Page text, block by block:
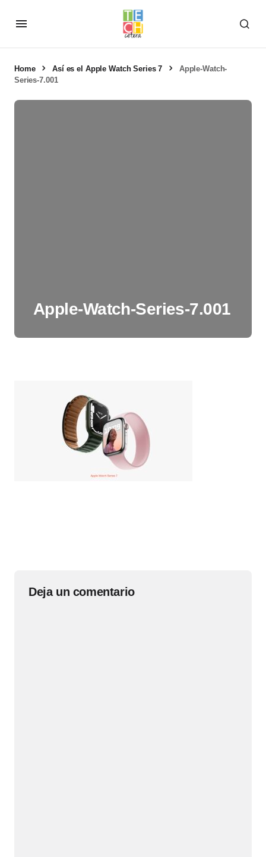
Home Así es el Apple Watch Series 7
Apple-Watch-
Series-7.001
Apple-Watch-Series-7.001
Deja un comentario